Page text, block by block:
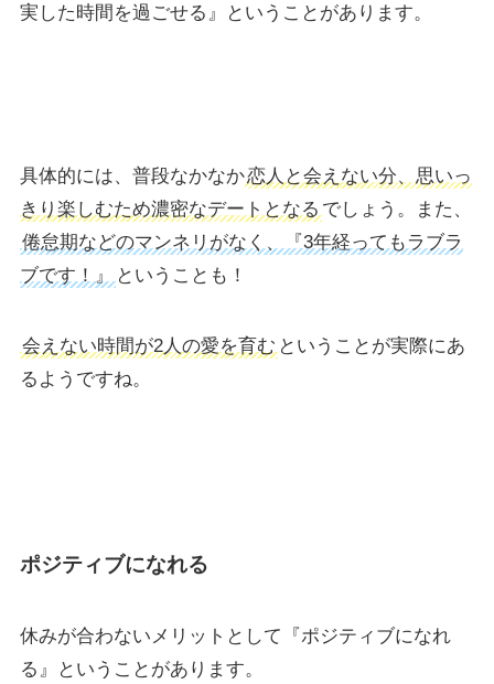
実した時間を過ごせる』ということがあります。
具体的には、普段なかなか恋人と会えない分、思いっ
きり楽しむため濃密なデートとなる でしょう。また、
倦怠期などのマンネリがなく、『3年経ってもラブラ
ブです！』
ということも！
会えない時間が2人の愛を育む ということが実際にあ
るようですね。
ポジティブになれる
休みが合わないメリットとして『ポジティブになれ
る』ということがあります。